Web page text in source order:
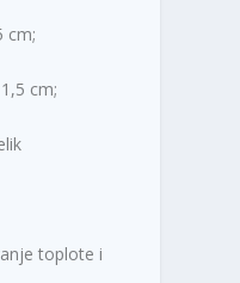
cm;
cm;
toplote i